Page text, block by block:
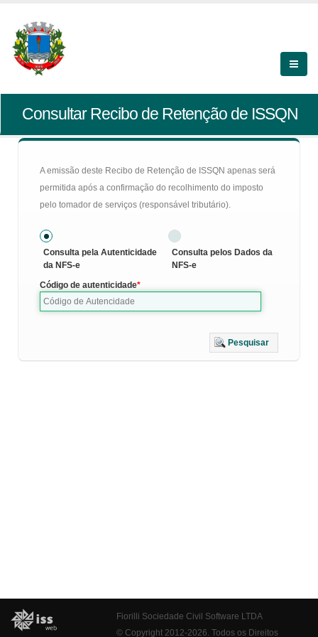
Consultar Recibo de Retenção de ISSQN
A emissão deste Recibo de Retenção de ISSQN apenas será
permitida após a confirmação do recolhimento do imposto
pelo tomador de serviços (responsável tributário).
Consulta pela Autenticidade
da NFS-e
Consulta pelos Dados da
NFS-e
Código de autenticidade
Pesquisar
Fiorilli Sociedade Civil Software LTDA
© Copyright 2012-2026. Todos os Direitos